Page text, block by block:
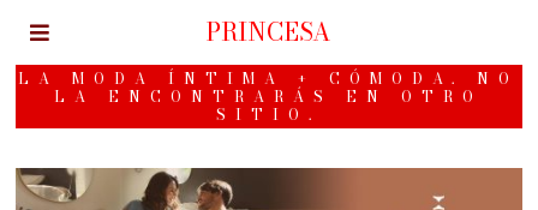
LA MODA ÍNTIMA + CÓMODA. NO
LA ENCONTRARÁS EN OTRO
SITIO.
PRINCESA